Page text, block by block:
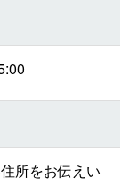
所をお伝えい